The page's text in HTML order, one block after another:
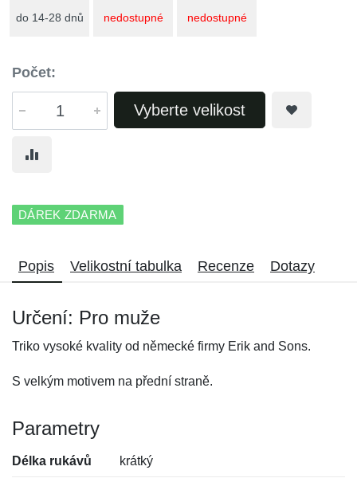
do 14-28 dnů nedostupné nedostupné
Počet:
Vyberte velikost
DÁREK ZDARMA
Popis Velikostní tabulka Recenze Dotazy
Určení: Pro muže
Triko vysoké kvality od německé firmy Erik and Sons.
S velkým motivem na přední straně.
Parametry
Délka rukávů krátký